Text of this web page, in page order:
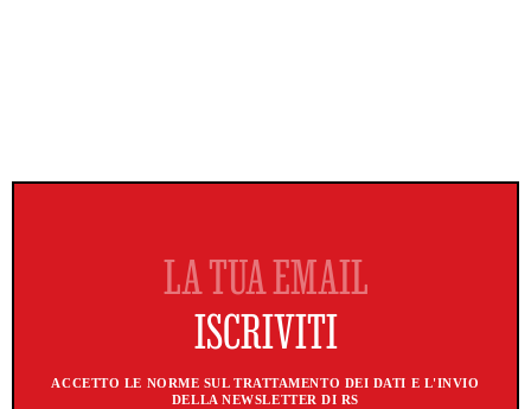
ACCETTO LE NORME SUL TRATTAMENTO DEI DATI E L'INVIO
DELLA NEWSLETTER DI RS